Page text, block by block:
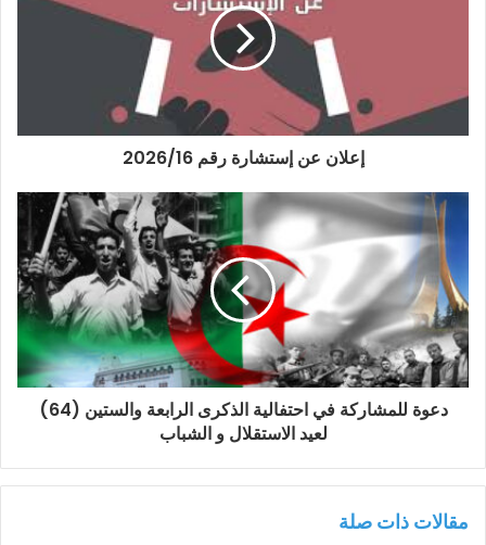
إعلان عن إستشارة رقم 2026/16
دعوة للمشاركة في احتفالية الذكرى الرابعة والستين (64)
لعيد الاستقلال و الشباب
مقالات ذات صلة